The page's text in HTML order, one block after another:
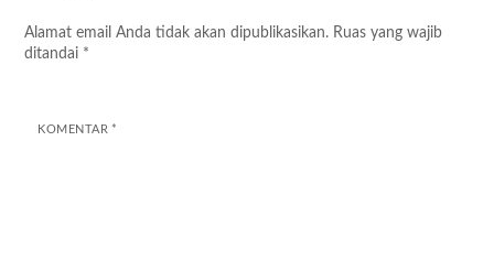
Alamat email Anda tidak akan dipublikasikan. Ruas yang wajib
ditandai *
KOMENTAR *